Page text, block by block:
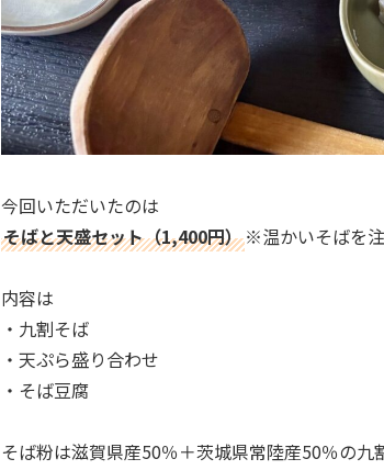
今回いただいたのは
そばと天盛セット（1,400円）※温かいそばを注
内容は
・九割そば
・天ぷら盛り合わせ
・そば豆腐
そば粉は滋賀県産50％＋茨城県常陸産50％の九